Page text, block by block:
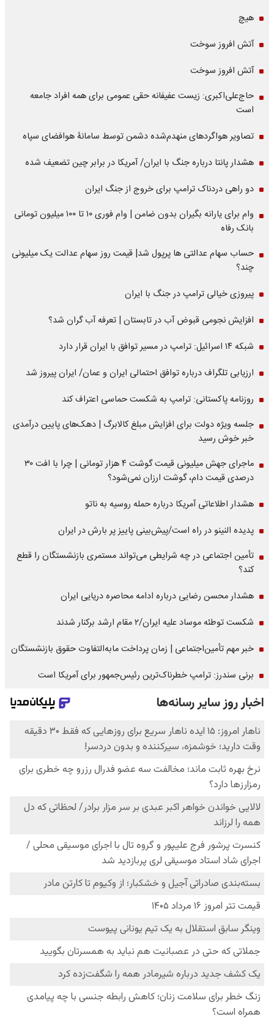
هیچ
آتش افروز سوخت
آتش افروز سوخت
حاج‌علی‌اکبری: زیست عفیفانه حقی عمومی برای همه افراد جامعه
است
تصاویر هواگردهای منهدم‌شده دشمن توسط سامانۀ هوافضای سپاه
هشدار پانتا درباره جنگ با ایران/ آمریکا در برابر چین تضعیف شده
دو راهی دردناک ترامپ برای خروج از جنگ ایران
وام برای یارانه بگیران بدون ضامن | وام فوری ۱۰ تا ۱۰۰ میلیون تومانی
بانک رفاه
حساب سهام عدالتی ها پرپول شد| قیمت روز سهام عدالت یک میلیونی
چند؟
پیروزی خیالی ترامپ در جنگ با ایران
افزایش نجومی قبوض آب در تابستان | تعرفه آب گران شد؟
شبکه ۱۴ اسرائیل: ترامپ در مسیر توافق با ایران قرار دارد
ارزیابی تلگراف درباره توافق احتمالی ایران و عمان/ ایران پیروز شد
روزنامه پاکستانی: ترامپ به شکست حماسی اعتراف کند
جلسه ویژه دولت برای افزایش مبلغ کالابرگ | دهک‌های پایین درآمدی
خبر خوش رسید
ماجرای جهش میلیونی قیمت گوشت ۴ هزار تومانی | چرا با افت ۳۰
درصدی قیمت دام، گوشت ارزان نمی‌شود؟
هشدار اطلاعاتی آمریکا درباره حمله روسیه به ناتو
پدیده النینو در راه است/پیش‌بینی پاییز پر بارش در ایران
تأمین اجتماعی در چه شرایطی می‌تواند مستمری بازنشستگان را قطع
کند؟
هشدار محسن رضایی درباره ادامه محاصره دریایی ایران
شکست توطئه موساد علیه ایران/۲ مقام‌ ارشد برکنار شدند
خبر مهم تأمین‌اجتماعی | زمان پرداخت مابه‌التفاوت حقوق بازنشستگان
برنی سندرز: ترامپ خطرناک‌ترین رئیس‌جمهور برای آمریکا است